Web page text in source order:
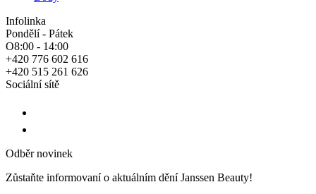
Infolinka
Pondělí - Pátek
O8:00 - 14:00
+420 776 602 616
+420 515 261 626
Sociální sítě
Odběr novinek
Zůstaňte informovaní o aktuálním dění Janssen Beauty!